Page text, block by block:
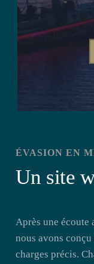
ÉVASION EN
Un site
Après une écoute
nous avons
charges précis.